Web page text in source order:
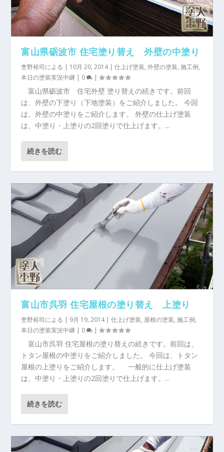
富山県砺波市 住宅塗り替え 外壁の中塗り
杢野裕司による | 10月 20, 2014|仕上げ塗装,外壁の塗装,施工例,
本日の塗装実況中継 | 0 |
富山県砺波市 住宅外壁 塗り替えの続きです。前回
は、外壁の下塗り（下地塗装）をご紹介しました。 今回
は、外壁の中塗りをご紹介します。 外壁の仕上げ塗装
は、中塗り・上塗りの2回塗りで仕上げます。...
続きを読む
富山市呉羽 住宅屋根の塗り替え 上塗り
杢野裕司による | 9月 19, 2014|仕上げ塗装, 屋根の塗装,施工例,
本日の塗装実況中継 | 0 |
富山市呉羽 住宅屋根の塗り替えの続きです。前回は、
トタン屋根の中塗りをご紹介しました。 今回は、トタン
屋根の上塗りをご紹介します。 一般的に仕上げ塗装
は、中塗り・上塗りの2回塗りで仕上げます。...
続きを読む